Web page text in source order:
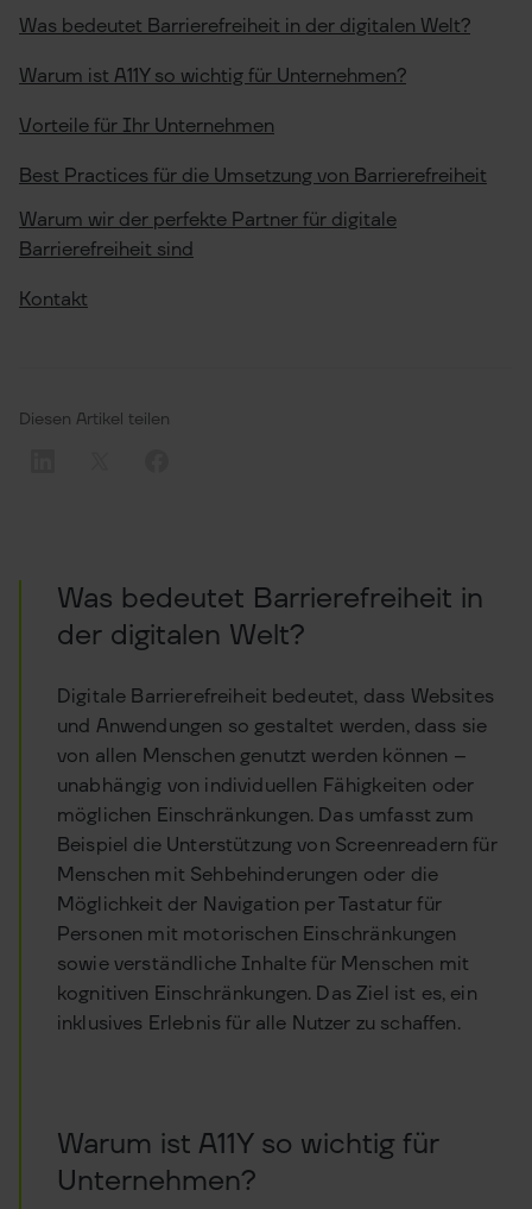
Was bedeutet Barrierefreiheit in der digitalen Welt?
Warum ist A11Y so wichtig für Unternehmen?
Vorteile für Ihr Unternehmen
Best Practices für die Umsetzung von Barrierefreiheit
Warum wir der perfekte Partner für digitale
Barrierefreiheit sind
Kontakt
Diesen Artikel teilen
Was bedeutet Barrierefreiheit in
der digitalen Welt?
Digitale Barrierefreiheit bedeutet, dass Websites
und Anwendungen so gestaltet werden, dass sie
von allen Menschen genutzt werden können –
unabhängig von individuellen Fähigkeiten oder
möglichen Einschränkungen. Das umfasst zum
Beispiel die Unterstützung von Screenreadern für
Menschen mit Sehbehinderungen oder die
Möglichkeit der Navigation per Tastatur für
Personen mit motorischen Einschränkungen
sowie verständliche Inhalte für Menschen mit
kognitiven Einschränkungen. Das Ziel ist es, ein
inklusives Erlebnis für alle Nutzer zu schaffen.
Warum ist A11Y so wichtig für
Unternehmen?